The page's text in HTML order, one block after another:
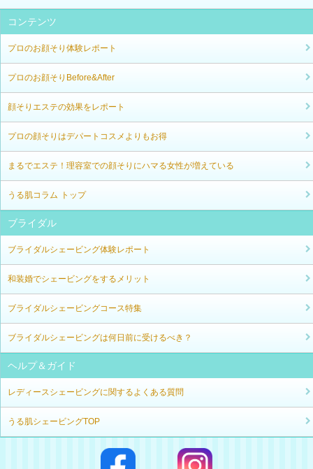
コンテンツ
プロのお顔そり体験レポート
プロのお顔そりBefore&After
顔そりエステの効果をレポート
プロの顔そりはデパートコスメよりもお得
まるでエステ！理容室での顔そりにハマる女性が増えている
うる肌コラム トップ
ブライダル
ブライダルシェービング体験レポート
和装婚でシェービングをするメリット
ブライダルシェービングコース特集
ブライダルシェービングは何日前に受けるべき？
ヘルプ＆ガイド
レディースシェービングに関するよくある質問
うる肌シェービングTOP